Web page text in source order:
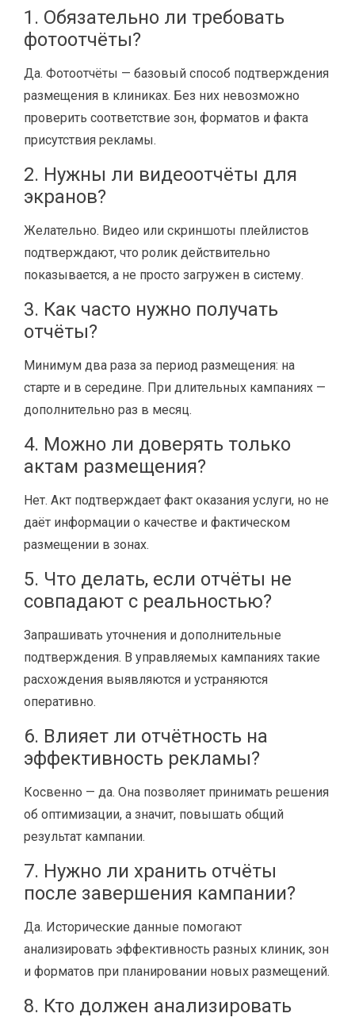
1. Обязательно ли требовать
фотоотчёты?
Да. Фотоотчёты — базовый способ подтверждения
размещения в клиниках. Без них невозможно
проверить соответствие зон, форматов и факта
присутствия рекламы.
2. Нужны ли видеоотчёты для
экранов?
Желательно. Видео или скриншоты плейлистов
подтверждают, что ролик действительно
показывается, а не просто загружен в систему.
3. Как часто нужно получать
отчёты?
Минимум два раза за период размещения: на
старте и в середине. При длительных кампаниях —
дополнительно раз в месяц.
4. Можно ли доверять только
актам размещения?
Нет. Акт подтверждает факт оказания услуги, но не
даёт информации о качестве и фактическом
размещении в зонах.
5. Что делать, если отчёты не
совпадают с реальностью?
Запрашивать уточнения и дополнительные
подтверждения. В управляемых кампаниях такие
расхождения выявляются и устраняются
оперативно.
6. Влияет ли отчётность на
эффективность рекламы?
Косвенно — да. Она позволяет принимать решения
об оптимизации, а значит, повышать общий
результат кампании.
7. Нужно ли хранить отчёты
после завершения кампании?
Да. Исторические данные помогают
анализировать эффективность разных клиник, зон
и форматов при планировании новых размещений.
8. Кто должен анализировать